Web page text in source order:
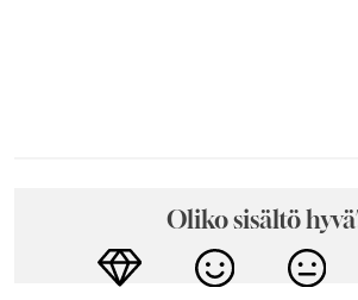
Oliko sisältö